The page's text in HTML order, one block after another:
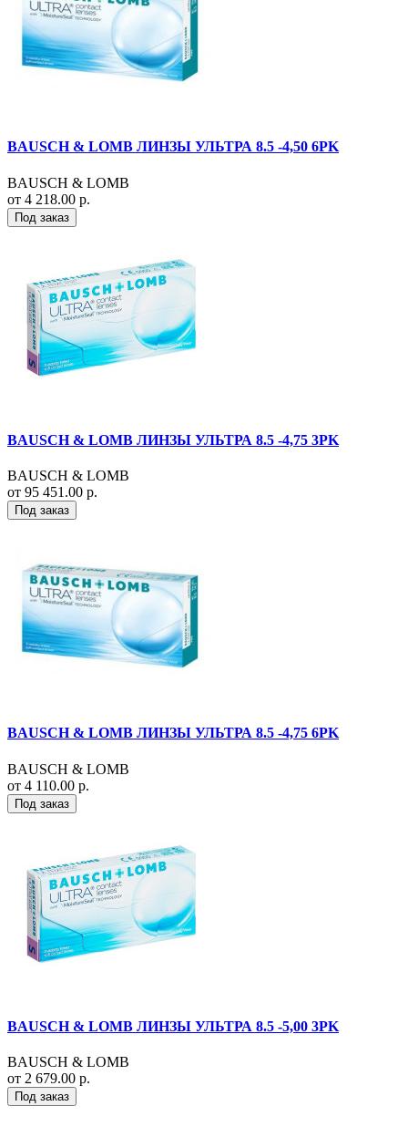
BAUSCH & LOMB ЛИНЗЫ УЛЬТРА 8.5 -4,50 6PK
BAUSCH & LOMB
от 4 218.00 р.
Под заказ
BAUSCH & LOMB ЛИНЗЫ УЛЬТРА 8.5 -4,75 3PK
BAUSCH & LOMB
от 95 451.00 р.
Под заказ
BAUSCH & LOMB ЛИНЗЫ УЛЬТРА 8.5 -4,75 6PK
BAUSCH & LOMB
от 4 110.00 р.
Под заказ
BAUSCH & LOMB ЛИНЗЫ УЛЬТРА 8.5 -5,00 3PK
BAUSCH & LOMB
от 2 679.00 р.
Под заказ